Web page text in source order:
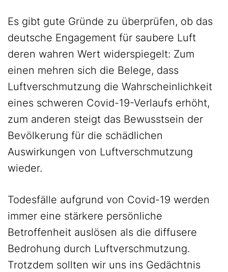
Es gibt gute Gründe zu überprüfen, ob das
deutsche Engagement für saubere Luft
deren wahren Wert widerspiegelt: Zum
einen mehren sich die Belege, dass
Luftverschmutzung die Wahrscheinlichkeit
eines schweren Covid-19-Verlaufs erhöht,
zum anderen steigt das Bewusstsein der
Bevölkerung für die schädlichen
Auswirkungen von Luftverschmutzung
wieder.
Todesfälle aufgrund von Covid-19 werden
immer eine stärkere persönliche
Betroffenheit auslösen als die diffusere
Bedrohung durch Luftverschmutzung.
Trotzdem sollten wir uns ins Gedächtnis